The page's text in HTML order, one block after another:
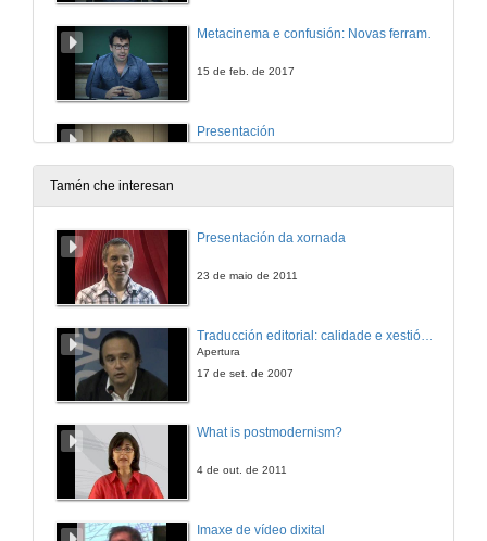
Metacinema e confusión: Novas ferramentas na narrativa cinematográfica. Turno de preguntas
15 de feb. de 2017
Presentación
16 de feb. de 2017
Tamén che interesan
Presentación da xornada
23 de maio de 2011
Apertura
17 de set. de 2007
What is postmodernism?
4 de out. de 2011
Imaxe de vídeo dixital